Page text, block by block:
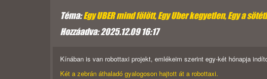
Téma:Egy UBER mind fölött, Egy Uber kegyetlen, Egy a
Hozzáadva: 2025.12.09 16:17
Kínában is van robottaxi projekt, emlékeim szerint egy-két hónapja
Két a zebrán áthaladó gyalogoson hajtott át a robottaxi.